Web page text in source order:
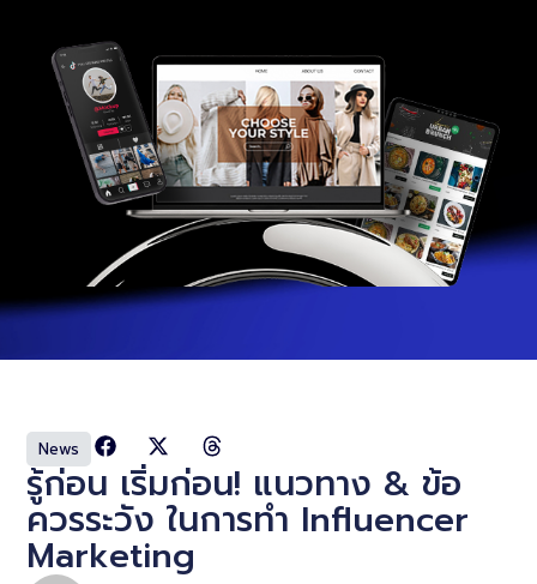
News
รู้ก่อน เริ่มก่อน! แนวทาง & ข้อ
ควรระวัง ในการทำ Influencer
Marketing